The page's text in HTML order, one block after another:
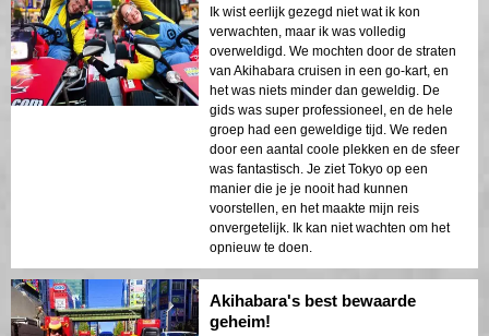
Ik wist eerlijk gezegd niet wat ik kon
verwachten, maar ik was volledig
overweldigd. We mochten door de straten
van Akihabara cruisen in een go-kart, en
het was niets minder dan geweldig. De
gids was super professioneel, en de hele
groep had een geweldige tijd. We reden
door een aantal coole plekken en de sfeer
was fantastisch. Je ziet Tokyo op een
manier die je je nooit had kunnen
voorstellen, en het maakte mijn reis
onvergetelijk. Ik kan niet wachten om het
opnieuw te doen.
Akihabara's best bewaarde
geheim!